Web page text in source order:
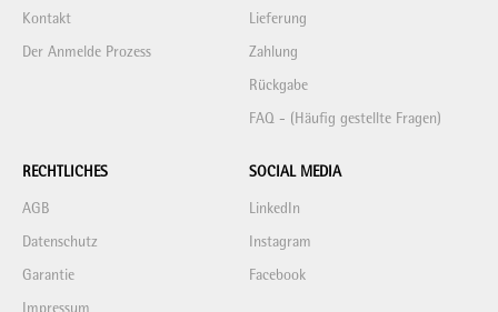
Kontakt
Der Anmelde Prozess
Lieferung
Zahlung
Rückgabe
FAQ - (Häufig gestellte Fragen)
RECHTLICHES
AGB
Datenschutz
Garantie
Impressum
SOCIAL MEDIA
LinkedIn
Instagram
Facebook